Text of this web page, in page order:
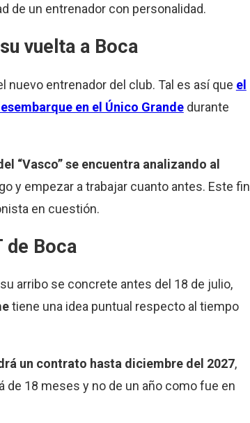
de un entrenador con personalidad.
vuelta a Boca
entrenador del club. Tal es así que el
en el Único Grandedurante
“Vasco” se encuentra analizando al
y empezar a trabajar cuanto antes. Este fin
en cuestión.
de Boca
arribo se concrete antes del 18 de julio,
tiene una idea puntual respecto al tiempo
un contrato hasta diciembre del 2027,
18 meses y no de un año como fue en